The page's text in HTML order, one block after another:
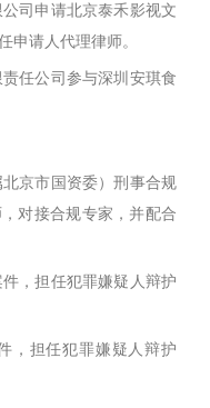
司申请北京泰禾影视文
申请人代理律师。
任公司参与深圳安琪食
京市国资委）刑事合规
对接合规专家，并配合
，担任犯罪嫌疑人辩护
，担任犯罪嫌疑人辩护